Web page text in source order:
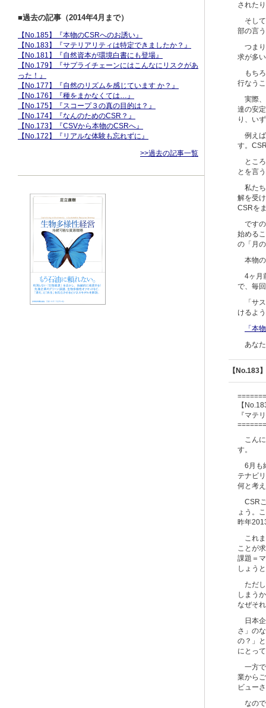
■過去の記事（2014年4月まで）
【No.185】『本物のCSRへのお誘い』
【No.183】『マテリアリティは特定できましたか？』
【No.181】『自然資本が環境白書にも登場』
【No.179】『サプライチェーンにはこんなにリスクがあ
った！』
【No.177】『自然のリズムを感じています か？』
【No.176】『種をまかなくては…』
【No.175】『スコープ３の真の目的は？』
【No.174】『なんのためのCSR？』
【No.173】『CSVから本物のCSRへ』
【No.172】『リアルな体験も忘れずに』
>>過去の記事一覧
された
そして
部の言
つまり
求が多
もちろ
行なう
実際、
達の安
り、い
例えば
す。
ところ
とを言
私たち
解を受
CSRを
ですの
始める
の「月
本物の
4ヶ月
で、毎
「サス
けるよ
「本
あなた
【No.183
【
『マテ
こんに
す。
6月も
テナビ
何と考
CSRご
ょう。
昨年
これま
ことが
課題＝
しょう
ただし
しまう
なぜそ
日本企
さ」の
の？」
にとっ
一方で
業から
ビュー
なので